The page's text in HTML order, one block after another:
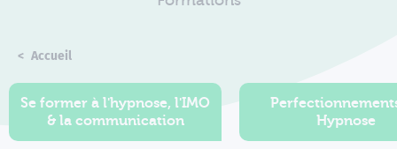
Accueil
Se former à l'hypnose, l'IMO
& la communication
Hypnose